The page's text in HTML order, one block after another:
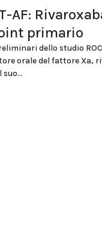
AF:
primario
dello studio
orale del fattore Xa,